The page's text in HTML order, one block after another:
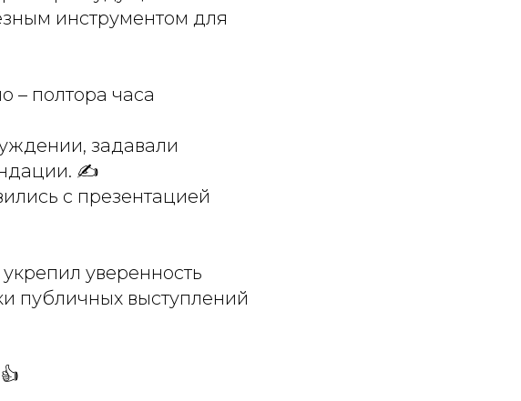
инструментом для
– полтора часа
задавали
✍️
с презентацией
уверенность
публичных выступлений